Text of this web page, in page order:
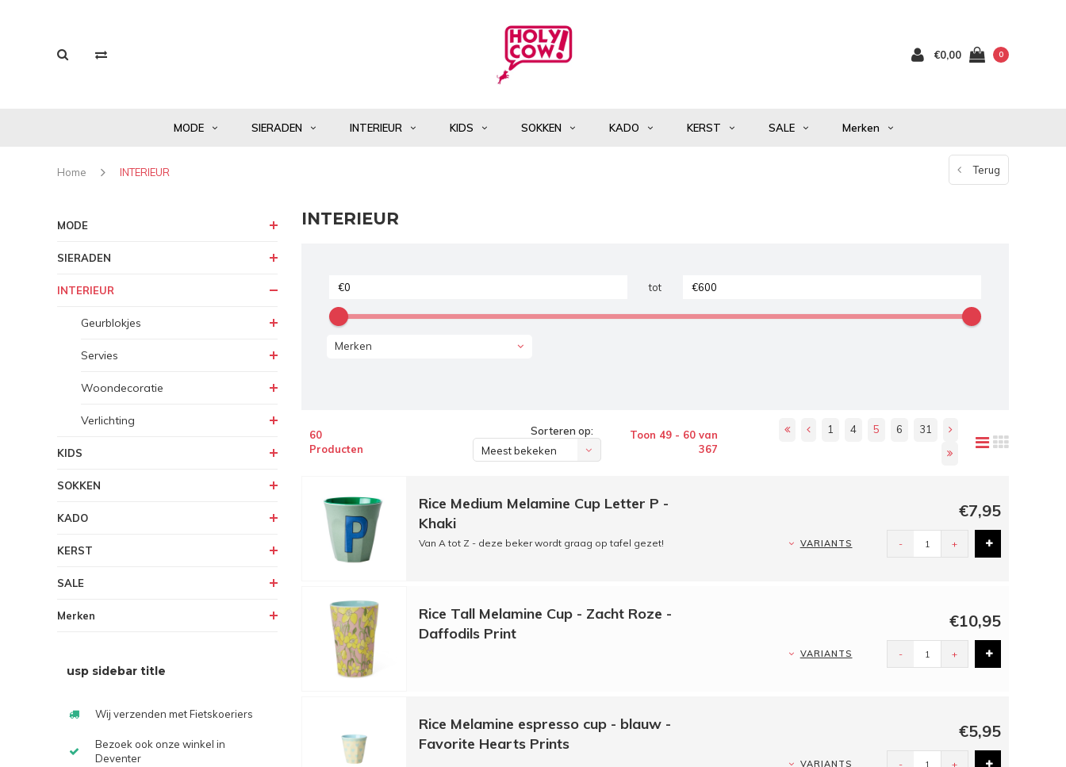
€0,00 0
MODE SIERADEN INTERIEUR KIDS SOKKEN KADO KERST SALE Merken
Home INTERIEUR Terug
MODE
SIERADEN
INTERIEUR
Geurblokjes
Servies
Woondecoratie
Verlichting
KIDS
SOKKEN
KADO
KERST
SALE
Merken
usp sidebar title
Wij verzenden met Fietskoeriers
Bezoek ook onze winkel in
Deventer
INTERIEUR
tot
Merken
60
Producten
Sorteren op:
Meest bekeken
Toon 49 - 60 van
367
1 4 5 6 31
Rice Medium Melamine Cup Letter P -
Khaki
Van A tot Z - deze beker wordt graag op tafel gezet!
€7,95
VARIANTS - +
Rice Tall Melamine Cup - Zacht Roze -
Daffodils Print
€10,95
VARIANTS - +
Rice Melamine espresso cup - blauw -
Favorite Hearts Prints
€5,95
VARIANTS - +